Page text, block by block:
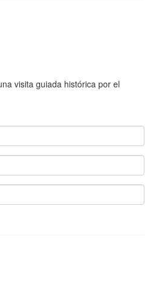
visita guiada histórica por el